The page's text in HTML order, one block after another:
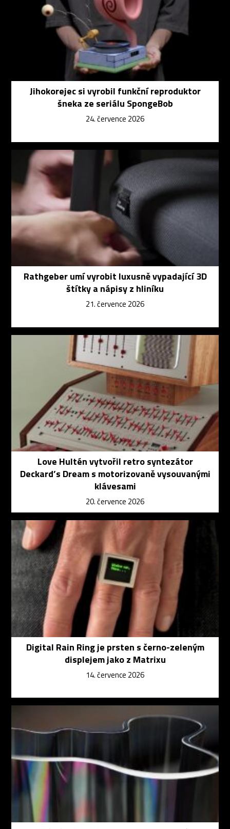
Jihokorejec si vyrobil funkční reproduktor
šneka ze seriálu SpongeBob
24. července 2026
Rathgeber umí vyrobit luxusně vypadající 3D
štítky a nápisy z hliníku
21. července 2026
Love Hultén vytvořil retro syntezátor
Deckard’s Dream s motorizovaně vysouvanými
klávesami
20. července 2026
Digital Rain Ring je prsten s černo-zeleným
displejem jako z Matrixu
14. července 2026